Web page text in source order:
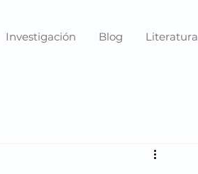
Investigación Blog Literatura